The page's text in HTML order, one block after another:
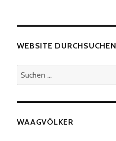
WEBSITE DURCHSUCHEN
Suchen
nach:
WAAGVÖLKER